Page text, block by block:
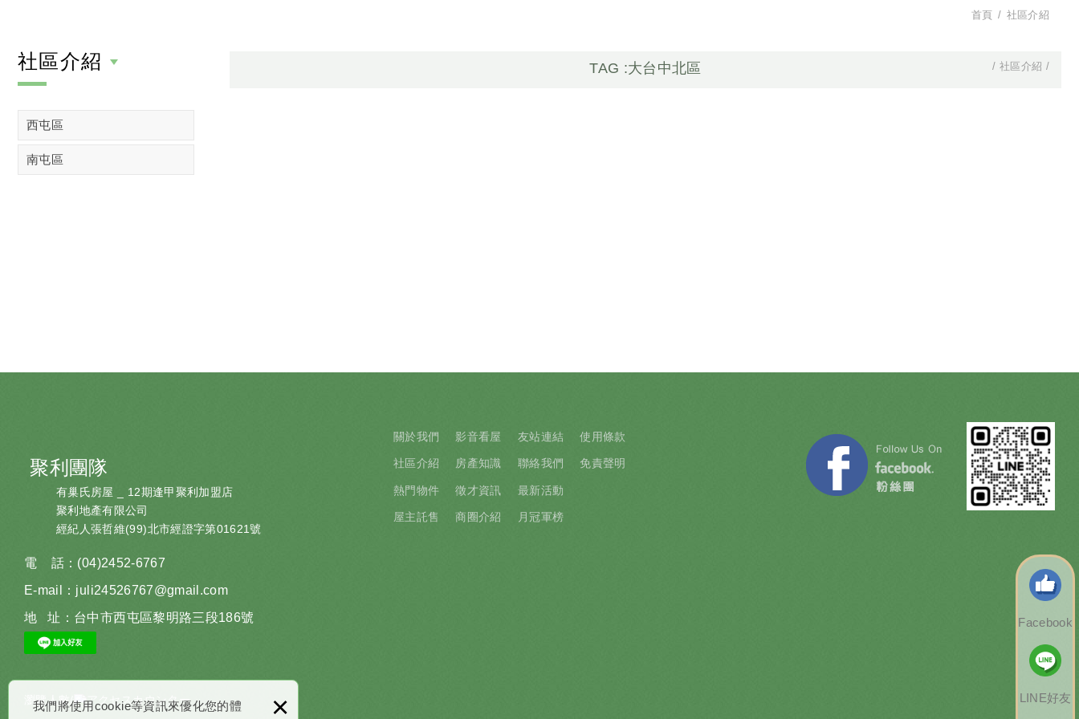
我們將使用cookie等資訊來優化您的體
×
首頁 社區介紹
社區介紹
西屯區
南屯區
TAG :大台中北區 社區介紹
Facebook
LINE好友
聚利團隊
有巢氏房屋 _ 12期逢甲聚利加盟店
聚利地產有限公司
經紀人張哲維(99)北市經證字第01621號
電 話： (04)2452-6767
E-mail： juli24526767@gmail.com
地 址： 台中市西屯區黎明路三段186號
瀏覽人數/
關於我們
社區介紹
熱門物件
屋主託售
影音看屋
房產知識
徵才資訊
商圈介紹
友站連結
聯絡我們
最新活動
月冠軍榜
使用條款
免責聲明